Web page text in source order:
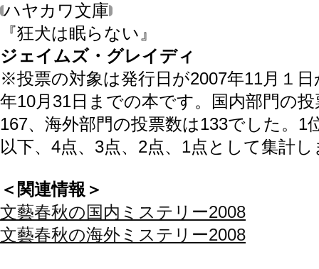
ハヤカワ文庫
『狂犬は眠らない』
ジェイムズ・グレイディ
※投票の対象は発行日が2007年11月１日
年10月31日までの本です。国内部門の
167、海外部門の投票数は133でした。1
以下、4点、3点、2点、1点として集計
＜関連情報＞
文藝春秋の国内ミステリー2008
文藝春秋の海外ミステリー2008